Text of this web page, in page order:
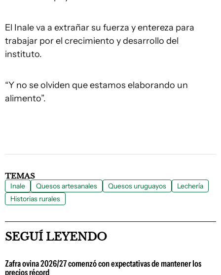
El Inale va a extrañar su fuerza y entereza para
trabajar por el crecimiento y desarrollo del
instituto.
“Y no se olviden que estamos elaborando un
alimento”.
TEMAS
Inale Quesos artesanales Quesos uruguayos
Lechería
Historias rurales
SEGUÍ LEYENDO
Zafra ovina 2026/27 comenzó con expectativas de mantener los
precios récord